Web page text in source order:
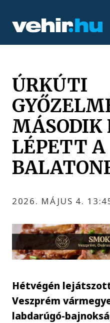
ÚRKÚTI
MÁSODIK
LÉPETT A
2026. MÁJUS 4.
Hétvégén
Veszprém
labdarúgó-